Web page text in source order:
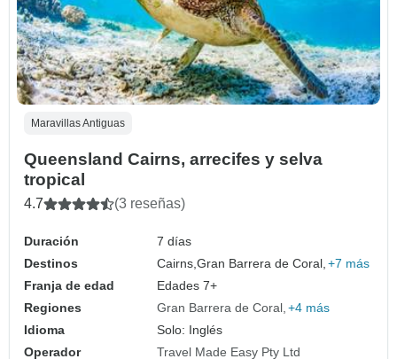
Maravillas Antiguas
Queensland Cairns, arrecifes y selva
tropical
4.7 (3 reseñas)
Duración
7 días
Destinos
Cairns,Gran Barrera de Coral, +7 más
Franja de edad
Edades 7+
Regiones
Gran Barrera de Coral +4 más
Idioma
Solo: Inglés
Operador
Travel Made Easy Pty Ltd